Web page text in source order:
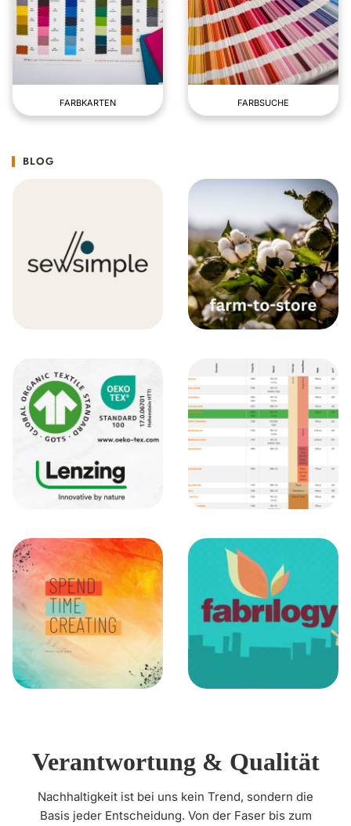
FARBKARTEN FARBSUCHE
BLOG
Verantwortung & Qualität
Nachhaltigkeit ist bei uns kein Trend, sondern die
Basis jeder Entscheidung. Von der Faser bis zum